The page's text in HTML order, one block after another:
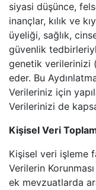
siyasi düşünce,
inançlar, kılık ve
üyeliği, sağlık,
güvenlik
genetik verilerinizi
eder. Bu
Verileriniz için
Verilerinizi de
Kişisel Veri
Kişisel veri işleme
Verilerin
ek mevzuatlarda